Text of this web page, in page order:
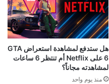
هل ستدفع لمشاهدة استعراض GTA
6 على Netflix أم تنتظر 6 ساعات
لمشاهدته مجاناً؟
منذ يوم واحد